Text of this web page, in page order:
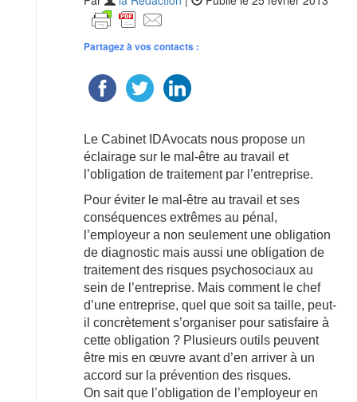
Partagez à vos contacts :
Le Cabinet IDAvocats nous propose un
éclairage sur le mal-être au travail et
l’obligation de traitement par l’entreprise.
Pour éviter le mal-être au travail et ses
conséquences extrêmes au pénal,
l’employeur a non seulement une obligation
de diagnostic mais aussi une obligation de
traitement des risques psychosociaux au
sein de l’entreprise. Mais comment le chef
d’une entreprise, quel que soit sa taille, peut-
il concrètement s’organiser pour satisfaire à
cette obligation ? Plusieurs outils peuvent
être mis en œuvre avant d’en arriver à un
accord sur la prévention des risques.
On sait que l’obligation de l’employeur en